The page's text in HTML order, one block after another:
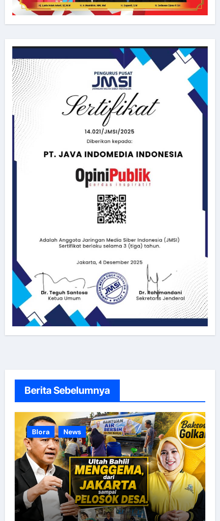
Berita Sebelumnya
Blora News